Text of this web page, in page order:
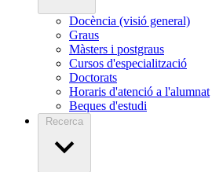
Docència (visió general)
Graus
Màsters i postgraus
Cursos d'especialització
Doctorats
Horaris d'atenció a l'alumnat
Beques d'estudi
Recerca